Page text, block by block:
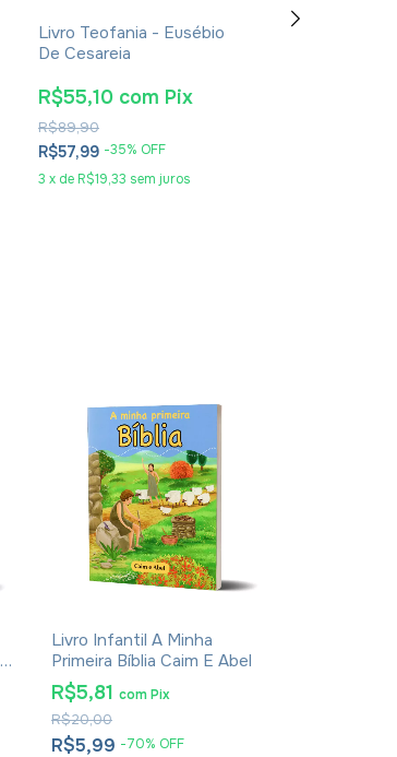
Livro Teofania - Eusébio
De Cesareia
R$57,99 -35% OFF
3 x de R$19,33 sem juros
R$89,90
R$55,10 com Pix
Livro De
Livro Infantil A Minha
Primeira Bíblia Caim E Abel
R$5,99 -70% OFF
R$20,00
R$5,81 comPix